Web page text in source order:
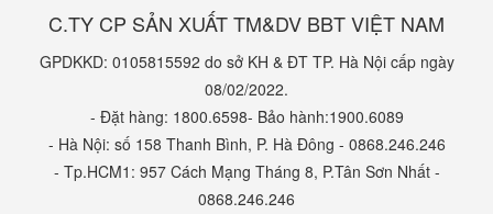
C.TY CP SẢN XUẤT TM&DV BBT VIỆT NAM
GPDKKD: 0105815592 do sở KH & ĐT TP. Hà Nội cấp ngày
08/02/2022.
- Đặt hàng: 1800.6598- Bảo hành:1900.6089
- Hà Nội: số 158 Thanh Bình, P. Hà Đông - 0868.246.246
- Tp.HCM1: 957 Cách Mạng Tháng 8, P.Tân Sơn Nhất -
0868.246.246